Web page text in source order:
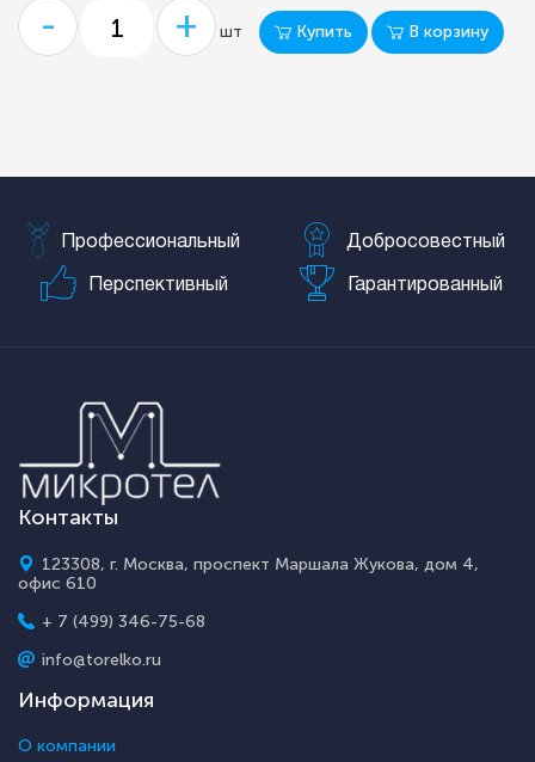
- + шт Купить В корзину
Профессиональный Добросовестный
Перспективный Гарантированный
Контакты
123308, г. Москва, проспект Маршала Жукова, дом 4,
офис 610
+ 7 (499) 346-75-68
info@torelko.ru
Информация
О компании